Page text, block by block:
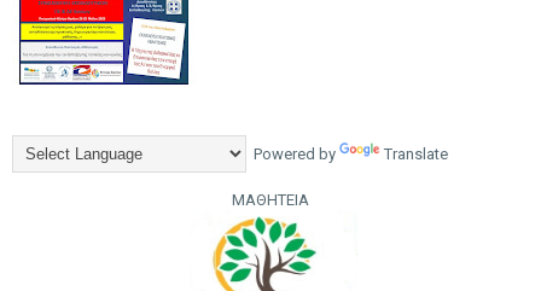
Powered by Translate
ΜΑΘΗΤΕΙΑ